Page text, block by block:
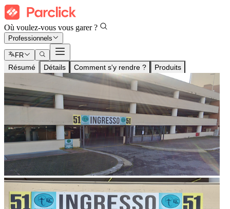
Où voulez-vous vous garer ?
Professionnels
FR
Résumé Détails Comment s'y rendre ? Produits